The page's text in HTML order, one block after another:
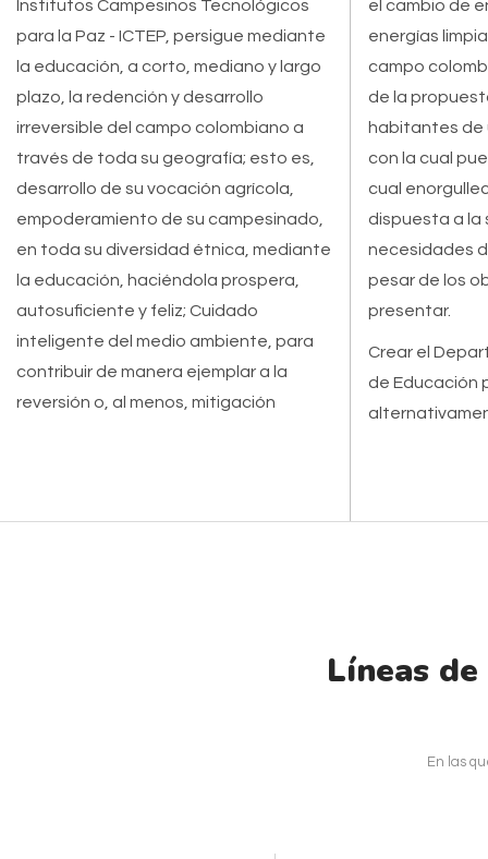
Institutos Campesinos Tecnológicos
para la Paz - ICTEP, persigue mediante
la educación, a corto, mediano y largo
plazo, la redención y desarrollo
irreversible del campo colombiano a
través de toda su geografía; esto es,
desarrollo de su vocación agrícola,
empoderamiento de su campesinado,
en toda su diversidad étnica, mediante
la educación, haciéndola prospera,
autosuficiente y feliz; Cuidado
inteligente del medio ambiente, para
contribuir de manera ejemplar a la
reversión o, al menos, mitigación
el cambio de
energías
campo
de la
habitantes de
con la cual
cual
dispuesta a la
necesidades
pesar de los
presentar.
Crear el
de Educación
Líneas
En las